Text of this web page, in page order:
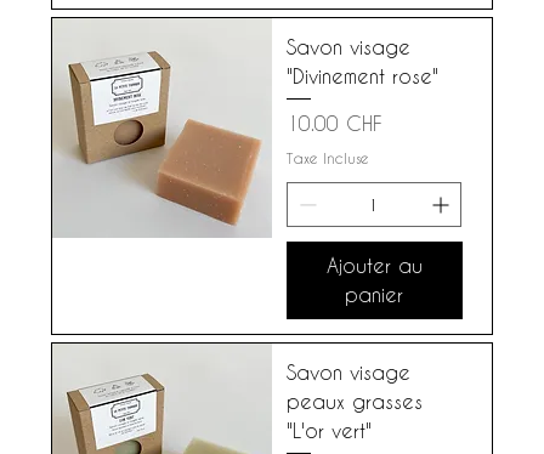
Savon visage
"Divinement rose"
Prix
10.00 CHF
Taxe Incluse
Ajouter au
panier
Savon visage
peaux grasses
"L'or vert"